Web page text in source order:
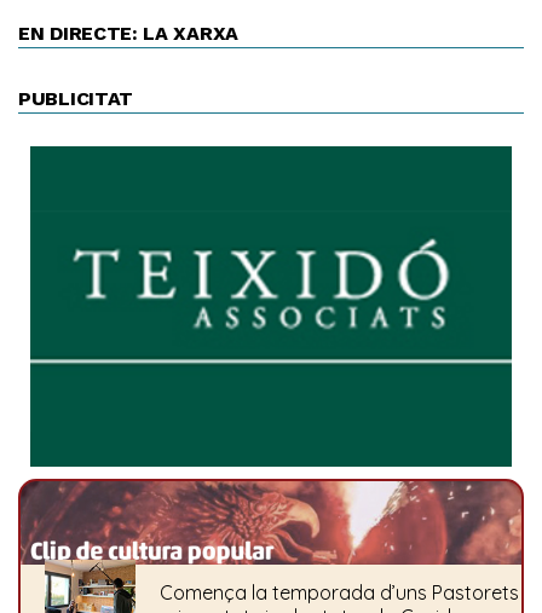
EN DIRECTE: LA XARXA
PUBLICITAT